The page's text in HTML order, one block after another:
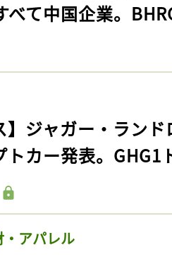
べて中国企業。
】ジャガー・ラン
トカー発表。GHG1
アパレル